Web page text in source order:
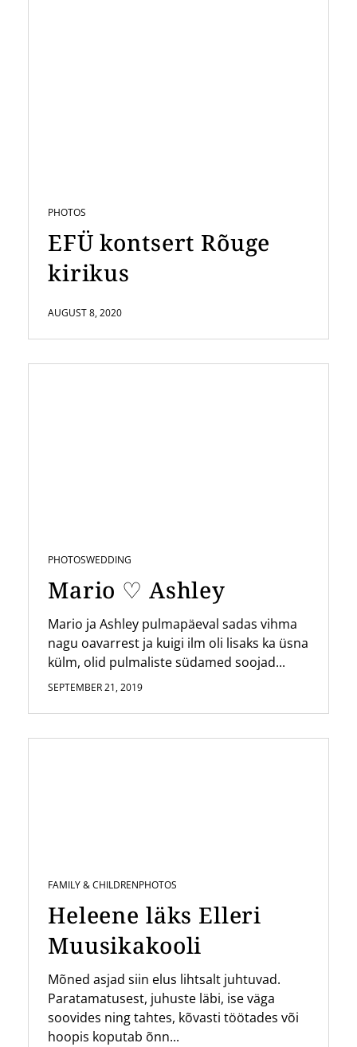
PHOTOS
EFÜ kontsert Rõuge
kirikus
AUGUST 8, 2020
PHOTOSWEDDING
Mario ♡ Ashley
Mario ja Ashley pulmapäeval sadas vihma
nagu oavarrest ja kuigi ilm oli lisaks ka üsna
külm, olid pulmaliste südamed soojad...
SEPTEMBER 21, 2019
FAMILY & CHILDRENPHOTOS
Heleene läks Elleri
Muusikakooli
Mõned asjad siin elus lihtsalt juhtuvad.
Paratamatusest, juhuste läbi, ise väga
soovides ning tahtes, kõvasti töötades või
hoopis koputab õnn...